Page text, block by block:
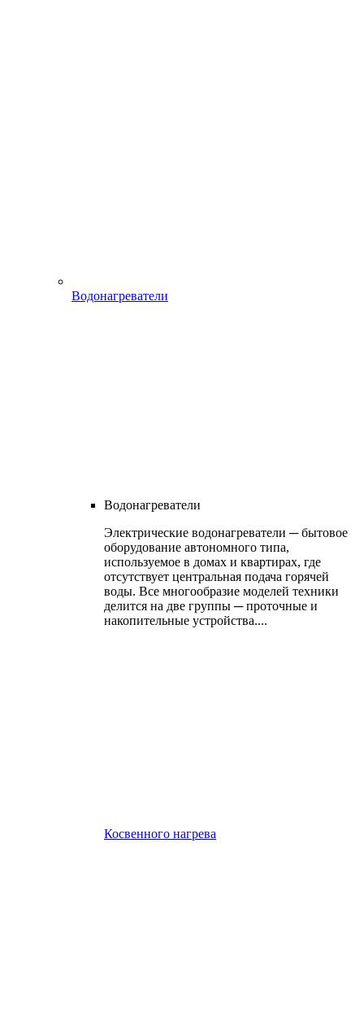
Водонагреватели
Водонагреватели
Электрические водонагреватели ─ бытовое
оборудование автономного типа,
используемое в домах и квартирах, где
отсутствует центральная подача горячей
воды. Все многообразие моделей техники
делится на две группы ─ проточные и
накопительные устройства....
Косвенного нагрева